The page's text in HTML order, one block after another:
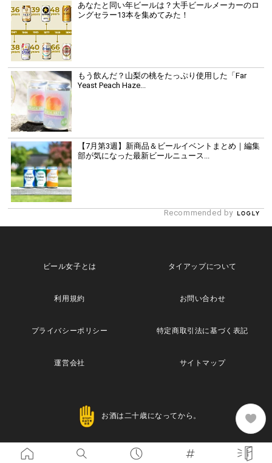
あなたと同い年ビールは？大手ビールメーカーのロ
ングセラー13本を集めてみた！
もう飲んだ？山梨の桃をたっぷり使用した「Far
Yeast Peach Haze...
【7月第3週】新商品＆ビールイベントまとめ｜編集
部が気になった最新ビールニュース...
Recommended by
ビール女子とは タイアップについて
利用規約 お問い合わせ
プライバシーポリシー 特定商取引法に基づく表記
運営会社 サイトマップ
お酒は二十歳になってから。
Copyright© 2013 Maische Inc. All Rights Reserved